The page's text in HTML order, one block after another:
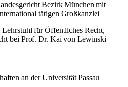
Bezirk München mit
tätigen Großkanzlei
Lehrstuhl für Öffentliches Recht,
bei Prof. Dr. Kai von Lewinski
an der Universität Passau